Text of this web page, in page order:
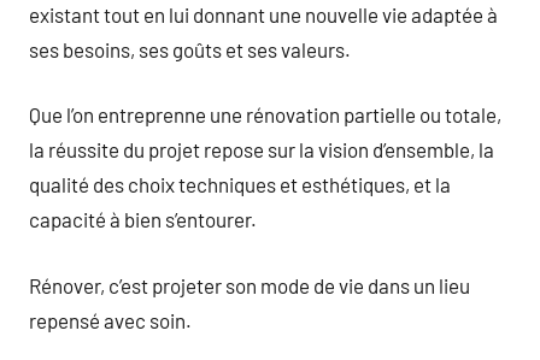
existant tout en lui donnant une nouvelle vie adaptée à
ses besoins, ses goûts et ses valeurs.
Que l’on entreprenne une rénovation partielle ou totale,
la réussite du projet repose sur la vision d’ensemble, la
qualité des choix techniques et esthétiques, et la
capacité à bien s’entourer.
Rénover, c’est projeter son mode de vie dans un lieu
repensé avec soin.